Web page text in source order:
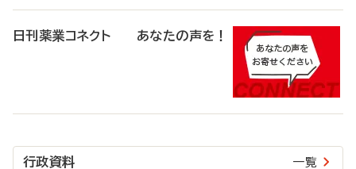
日刊薬業コネクト あなたの声を！
行政資料 一覧